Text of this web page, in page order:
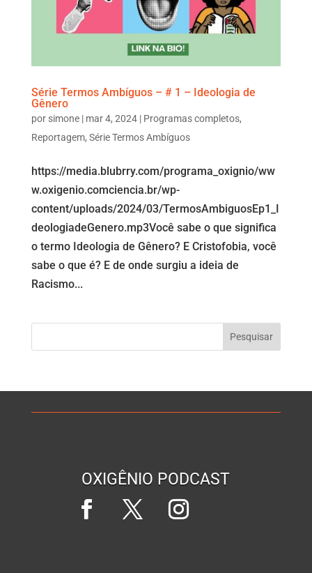
Série Termos Ambíguos – # 1 – Ideologia de
Gênero
por simone| mar 4, 2024| Programas completos,
Reportagem, Série Termos Ambíguos
https://media.blubrry.com/programa_oxignio/ww
w.oxigenio.comciencia.br/wp-
content/uploads/2024/03/TermosAmbiguosEp1_I
deologiadeGenero.mp3Você sabe o que significa
o termo Ideologia de Gênero? E Cristofobia, você
sabe o que é? E de onde surgiu a ideia de
Racismo...
OXIGÊNIO PODCAST